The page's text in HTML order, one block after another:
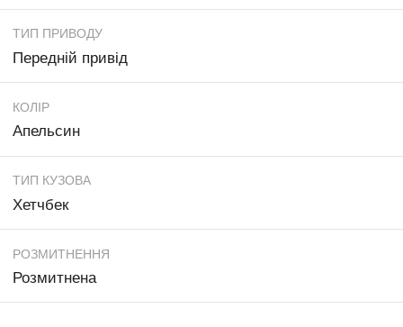
ТИП ПРИВОДУ
Передній привід
КОЛІР
Апельсин
ТИП КУЗОВА
Хетчбек
РОЗМИТНЕННЯ
Розмитнена